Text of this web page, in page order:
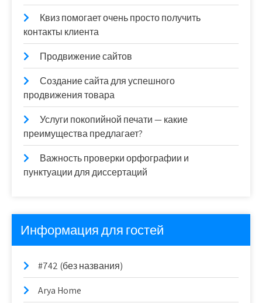
Квиз помогает очень просто получить
контакты клиента
Продвижение сайтов
Создание сайта для успешного
продвижения товара
Услуги покопийной печати — какие
преимущества предлагает?
Важность проверки орфографии и
пунктуации для диссертаций
Информация для гостей
#742 (без названия)
Arya Home